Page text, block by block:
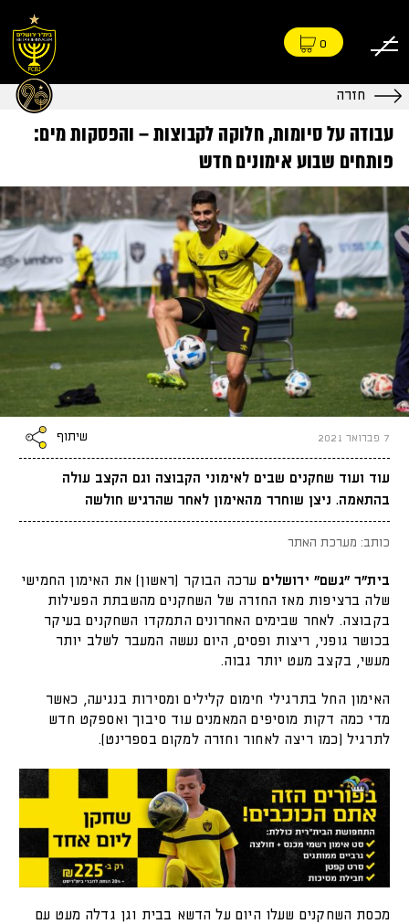
0
חזרה
עבודה על סיומות, חלוקה לקבוצות – והפסקות מים:
פותחים שבוע אימונים חדש
7 פברואר 2021 שיתוף
עוד ועוד שחקנים שבים לאימוני הקבוצה וגם הקצב עולה
בהתאמה. ניצן שוחרר מהאימון לאחר שהרגיש חולשה
כותב: מערכת האתר
בית"ר "גשם" ירושלים ערכה הבוקר (ראשון) את האימון החמישי
שלה ברציפות מאז החזרה של השחקנים מהשבתת הפעילות
בקבוצה. לאחר שבימים האחרונים התמקדו השחקנים בעיקר
בכושר גופני, ריצות ופסים, היום נעשה המעבר לשלב יותר
מעשי, בקצב מעט יותר גבוה.
האימון החל בתרגילי חימום קלילים ומסירות בנגיעה, כאשר
מדי כמה דקות מוסיפים המאמנים עוד סיבוך ואספקט חדש
לתרגיל (כמו ריצה לאחור וחזרה למקום בספרינט).
מכסת השחקנים שעלו היום על הדשא בבית וגן גדלה מעט עם